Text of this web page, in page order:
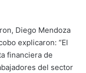
Diego Mendoza
explicaron: “El
financiera de
del sector